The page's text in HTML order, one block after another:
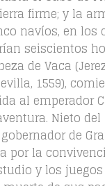
firme; y la
navíos, en los
seiscientos
de Vaca
1559),
al emperador
Nieto del
de
por la
y los